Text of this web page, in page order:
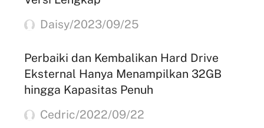
Daisy/2023/09/25
Perbaiki dan Kembalikan Hard Drive
Eksternal Hanya Menampilkan 32GB
hingga Kapasitas Penuh
Cedric/2022/09/22